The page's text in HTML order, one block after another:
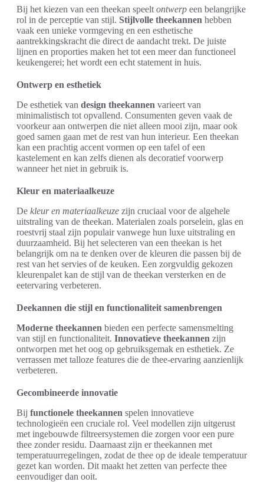
Bij het kiezen van een theekan speelt ontwerp een belangrijke
rol in de perceptie van stijl. Stijlvolle theekannen hebben
vaak een unieke vormgeving en een esthetische
aantrekkingskracht die direct de aandacht trekt. De juiste
lijnen en proporties maken het tot een meer dan functioneel
keukengerei; het wordt een echt statement in huis.
Ontwerp en esthetiek
De esthetiek van design theekannen varieert van
minimalistisch tot opvallend. Consumenten geven vaak de
voorkeur aan ontwerpen die niet alleen mooi zijn, maar ook
goed samen gaan met de rest van hun interieur. Een theekan
kan een prachtig accent vormen op een tafel of een
kastelement en kan zelfs dienen als decoratief voorwerp
wanneer het niet in gebruik is.
Kleur en materiaalkeuze
De kleur en materiaalkeuze zijn cruciaal voor de algehele
uitstraling van de theekan. Materialen zoals porselein, glas en
roestvrij staal zijn populair vanwege hun luxe uitstraling en
duurzaamheid. Bij het selecteren van een theekan is het
belangrijk om na te denken over de kleuren die passen bij de
rest van het servies of de keuken. Een zorgvuldig gekozen
kleurenpalet kan de stijl van de theekan versterken en de
eetervaring verbeteren.
Deekannen die stijl en functionaliteit samenbrengen
Moderne theekannen bieden een perfecte samensmelting
van stijl en functionaliteit. Innovatieve theekannen zijn
ontworpen met het oog op gebruiksgemak en esthetiek. Ze
verrassen met talloze features die de thee-ervaring aanzienlijk
verbeteren.
Gecombineerde innovatie
Bij functionele theekannen spelen innovatieve
technologieën een cruciale rol. Veel modellen zijn uitgerust
met ingebouwde filtreersystemen die zorgen voor een pure
thee zonder residu. Daarnaast zijn er theekannen met
temperatuurregelingen, zodat de thee op de ideale temperatuur
gezet kan worden. Dit maakt het zetten van perfecte thee
eenvoudiger dan ooit.